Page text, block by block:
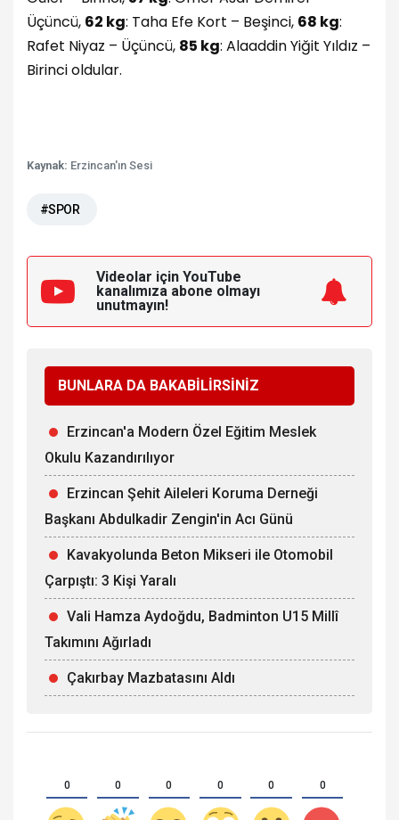
Üçüncü, 62 kg: Taha Efe Kort – Beşinci, 68 kg:
Rafet Niyaz – Üçüncü, 85 kg: Alaaddin Yiğit Yıldız –
Birinci oldular.
Kaynak: Erzincan'ın Sesi
#SPOR
Videolar için YouTube
kanalımıza abone olmayı
unutmayın!
BUNLARA DA BAKABİLİRSİNİZ
Erzincan'a Modern Özel Eğitim Meslek
Okulu Kazandırılıyor
Erzincan Şehit Aileleri Koruma Derneği
Başkanı Abdulkadir Zengin'in Acı Günü
Kavakyolunda Beton Mikseri ile Otomobil
Çarpıştı: 3 Kişi Yaralı
Vali Hamza Aydoğdu, Badminton U15 Millî
Takımını Ağırladı
Çakırbay Mazbatasını Aldı
0 0 0 0 0 0